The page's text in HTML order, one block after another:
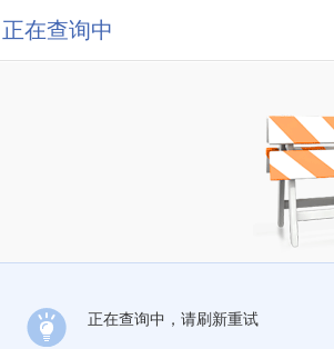
正在查询中
正在查询中，请刷新重试